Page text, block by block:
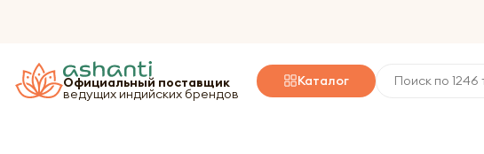
Официальный поставщик
ведущих индийских брендов
Каталог